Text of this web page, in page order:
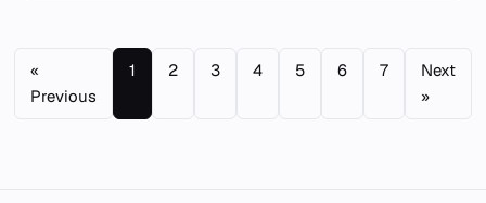
«
Previous
1 2 3 4 5 6 7
Next
»